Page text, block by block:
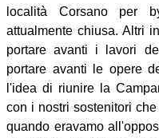
località Corsano per
attualmente chiusa. Altri
portare avanti i lavori
portare avanti le opere
l'idea di riunire la
con i nostri sostenitori
quando eravamo